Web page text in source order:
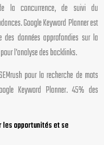
la concurrence, de suivi du
Google Keyword Planner est
données approfondies sur la
l’analyse des backlinks.
pour la recherche de mots
Keyword Planner. 45% des
opportunités et se